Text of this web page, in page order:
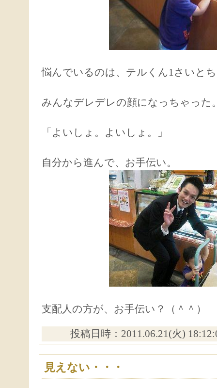
悩んでいるのは、テルくん1さいと
みんなデレデレの顔になっちゃった
「よいしょ。よいしょ。」
自分から進んで、お手伝い。
支配人の方が、お手伝い？（＾＾）
投稿日時：2011.06.21(火)
見えない・・・